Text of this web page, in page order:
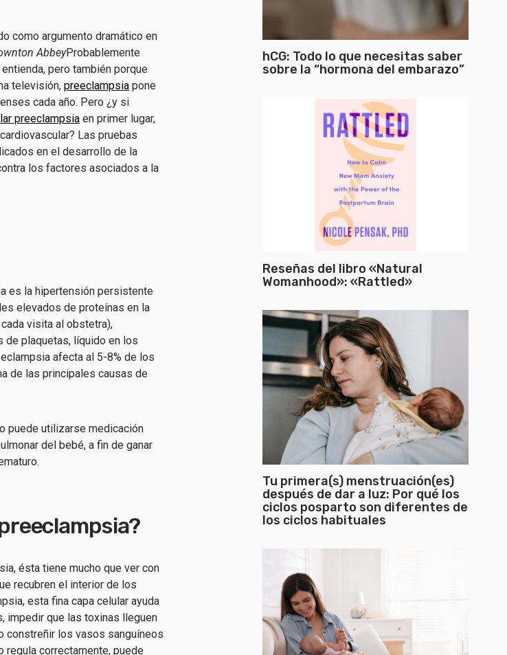
como argumento dramático en
AbbeyProbablemente
pero también porque
televisión, preeclampsia pone
cada año. Pero ¿y si
preeclampsia en primer lugar,
Las pruebas
en el desarrollo de la
los factores asociados a la
es la hipertensión persistente
elevados de proteínas en la
visita al obstetra),
de plaquetas, líquido en los
afecta al 5-8% de los
de las principales causas de
puede utilizarse medicación
del bebé, a fin de ganar
ésta tiene mucho que ver con
recubren el interior de los
esta fina capa celular ayuda
impedir que las toxinas lleguen
constreñir los vasos sanguíneos
regula correctamente, puede
hCG: Todo lo que necesitas saber
sobre la “hormona del embarazo”
Reseñas del libro «Natural
Womanhood»: «Rattled»
Tu primera(s) menstruación(es)
después de dar a luz: Por qué los
ciclos posparto son diferentes de
los ciclos habituales